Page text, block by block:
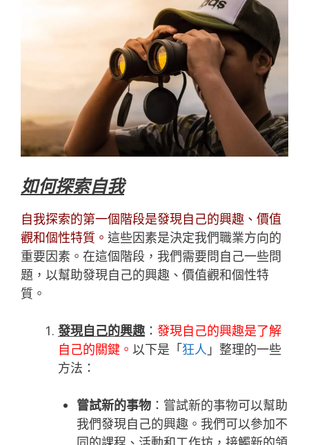
如何探索自我
自我探索的第一個階段是發現自己的興趣、價值
觀和個性特質。 這些因素是決定我們職業方向的
重要因素。在這個階段，我們需要問自己一些問
題，以幫助發現自己的興趣、價值觀和個性特
質。
發現自己的興趣： 發現自己的興趣是了解
自己的關鍵。 以下是「狂人 」整理的一些
方法：
嘗試新的事物 ：嘗試新的事物可以幫助
我們發現自己的興趣。我們可以參加不